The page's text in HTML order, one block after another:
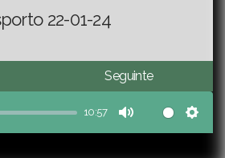
22-01-24
Seguinte
10:57
Mute